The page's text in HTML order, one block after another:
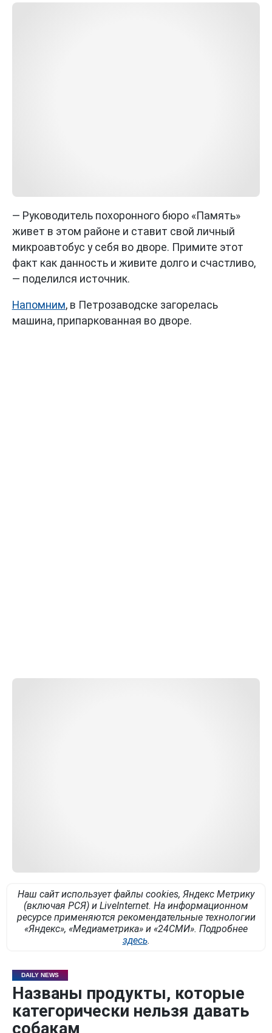
— Руководитель похоронного бюро «Память»
живет в этом районе и ставит свой личный
микроавтобус у себя во дворе. Примите этот
факт как данность и живите долго и счастливо,
— поделился источник.
Напомним, в Петрозаводске загорелась
машина, припаркованная во дворе.
Наш сайт использует файлы cookies, Яндекс Метрику
(включая РСЯ) и LiveInternet. На информационном
ресурсе применяются рекомендательные технологии
«Яндекс», «Медиаметрика» и «24СМИ». Подробнее
здесь.
DAILY NEWS
Названы продукты, которые
категорически нельзя давать
собакам